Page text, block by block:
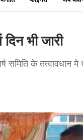
भी जारी
के तत्वावधान मे